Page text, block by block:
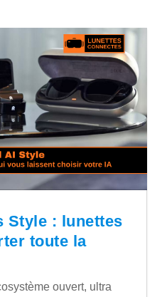
Style : lunettes
toute la
ouvert, ultra